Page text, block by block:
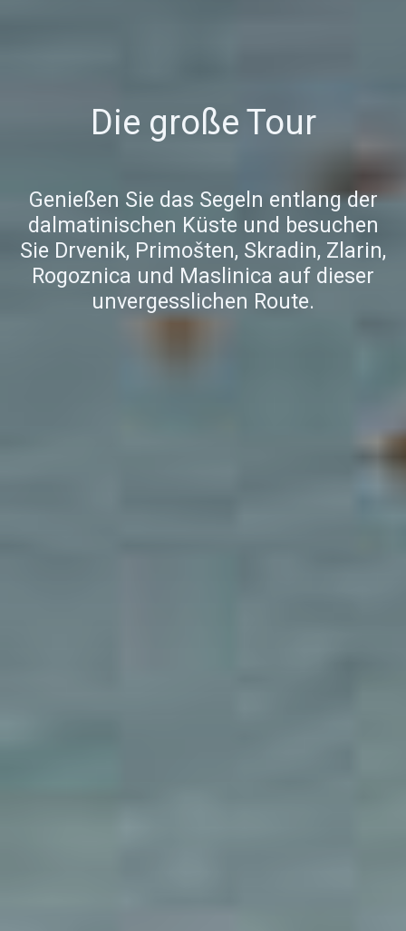
Die große Tour
Genießen Sie das Segeln entlang der
dalmatinischen Küste und besuchen
Sie Drvenik, Primošten, Skradin, Zlarin,
Rogoznica und Maslinica auf dieser
unvergesslichen Route.